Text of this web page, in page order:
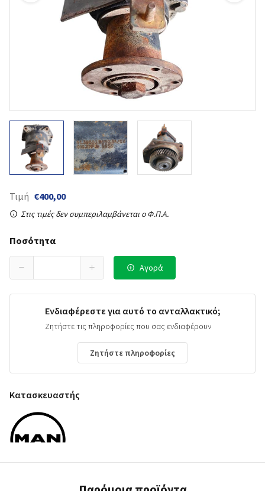
Τιμή €400,00
Στις τιμές δεν συμπεριλαμβάνεται ο Φ.Π.Α.
Ποσότητα
Αγορά
Ενδιαφέρεστε για αυτό το ανταλλακτικό;
Ζητήστε τις πληροφορίες που σας ενδιαφέρουν
Ζητήστε πληροφορίες
Κατασκευαστής